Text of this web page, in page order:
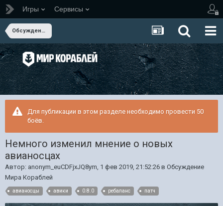
Игры Сервисы
Обсуждение Мира Кораблей
Для публикации в этом разделе необходимо провести 50
боёв.
Немного изменил мнение о новых
авианосцах
Автор: anonym_euCDFjxJQ8ym, 1 фев 2019, 21:52:26 в Обсуждение
Мира Кораблей
авианосцы авики 0.8.0 ребаланс патч